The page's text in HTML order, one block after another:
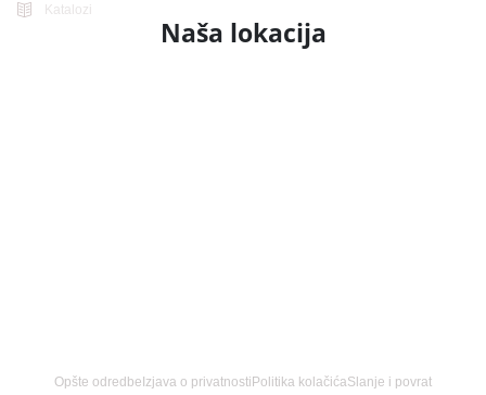
Katalozi
Naša lokacija
Opšte odredbeIzjava o privatnostiPolitika kolačićaSlanje i povrat